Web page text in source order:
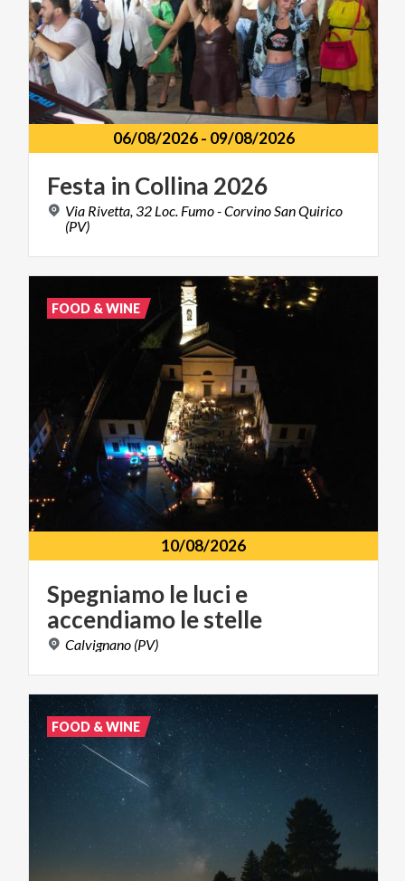
06/08/2026- 09/08/2026
Festa in Collina 2026
Via Rivetta, 32 Loc. Fumo - Corvino San Quirico
(PV)
10/08/2026
Spegniamo le luci e
accendiamo lestelle
Calvignano (PV)
FOOD & WINE
FOOD & WINE